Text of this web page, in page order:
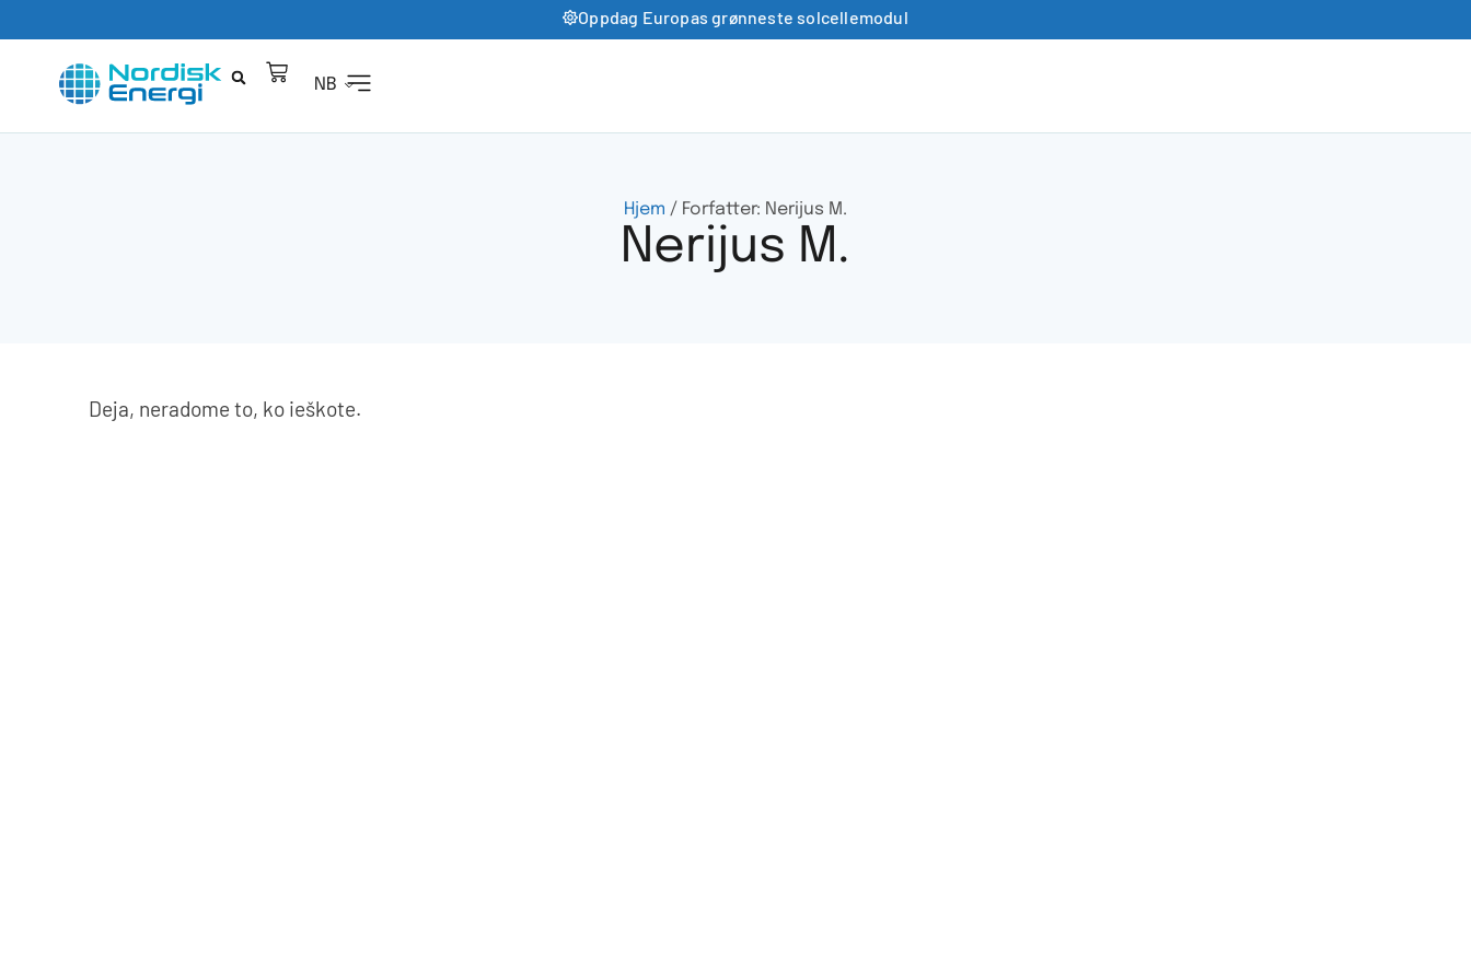
Oppdag Europas grønneste solcellemodul
NB
Hjem / Forfatter: Nerijus M.
Nerijus M.
Deja, neradome to, ko ieškote.